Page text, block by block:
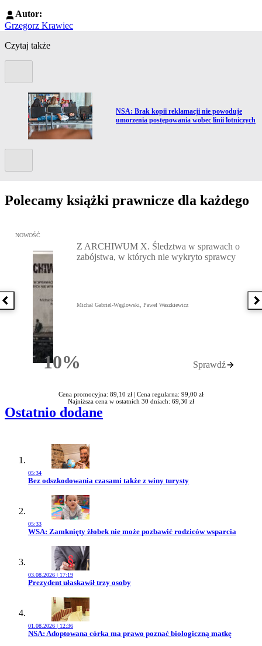
Autor:
Grzegorz Krawiec
Czytaj także
Przejdź do artykułu:
NSA: Brak kopii reklamacji nie powoduje
umorzenia postępowania wobec linii lotniczych
Polecamy książki prawnicze dla każdego
Poprzednia książka
Przejdź do: Z ARCHIWUM X. Śledztwa w sprawach o
NOWOŚĆ
10%Rabatu
Z ARCHIWUM X. Śledztwa w sprawach o
zabójstwa, w których nie wykryto sprawcy
Michał Gabriel-Węglowski, Paweł Waszkiewicz
Sprawdź
Cena promocyjna: 89,10 zł | Cena regularna: 99,00 zł
Najniższa cena w ostatnich 30 dniach: 69,30 zł
Ostatnio dodane
05:34
Przejdź do artykułu:
Bez odszkodowania czasami także z winy turysty
05:33
Przejdź do artykułu:
WSA: Zamknięty żłobek nie może pozbawić rodziców wsparcia
03.08.2026 | 17:19
Przejdź do artykułu:
Prezydent ułaskawił trzy osoby
01.08.2026 | 12:36
Przejdź do artykułu:
NSA: Adoptowana córka ma prawo poznać biologiczną matkę